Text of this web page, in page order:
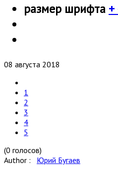
размер шрифта +
08 августа 2018
1
2
3
4
5
(0 голосов)
Author : Юрий Бугаев